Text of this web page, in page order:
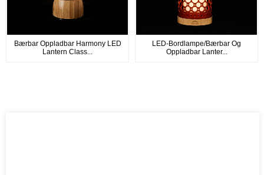
Bærbar Oppladbar Harmony LED
Lantern Class...
LED-Bordlampe/bærbar Og
Oppladbar Lanter...